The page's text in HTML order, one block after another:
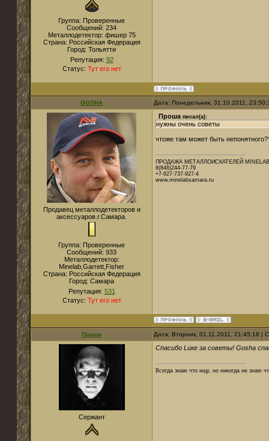
Группа: Проверенные
Сообщений: 234
Металлодетектор: фишер 75
Страна: Российская Федерация
Город: Тольятти
Репутация: 92
Статус: Тут его нет
GOSHA Дата: Понедельник, 31.10.2011,
Продавец металлодетекторов и
аксессуаров.г.Самара.
Группа: Проверенные
Сообщений: 933
Металлодетектор:
Minelab,Garrett,Fisher
Страна: Российская Федерация
Город: Самара
Репутация: 531
Статус: Тут его нет
Прошаписал(а):
нужны очень советы
чтоже там может быть
ПРОДАЖА МЕТАЛЛОИСКАТЕЛЕЙ
8(846)244-77-79
+7-927-737-927-4
www.minelabsamara.ru
Проша Дата: Вторник, 01.11.2011, 21:45:18 |
Сержант
Спасибо Luкe за советы! Gosha
Всегда знаю что ищу, но никогда не знаю